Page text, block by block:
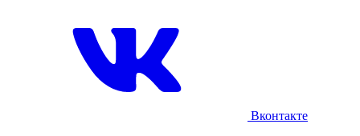
Вконтакте